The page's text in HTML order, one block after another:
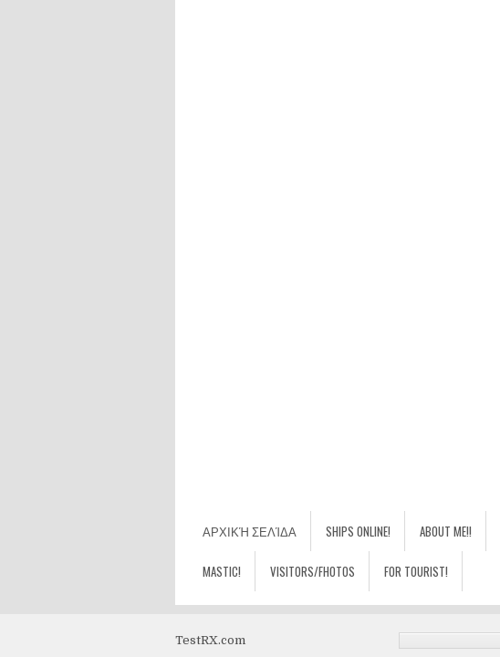
ΑΡΧΙΚΉ ΣΕΛΊΔΑ SHIPS ONLINE! ABOUT ME!!
MASTIC! VISITORS/FHOTOS FOR TOURIST!
TestRX.com